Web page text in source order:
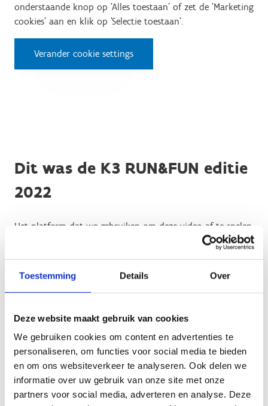
Toestemming Details Over
Deze website maakt gebruik van cookies
We gebruiken cookies om content en advertenties te
personaliseren, om functies voor social media te bieden
en om ons websiteverkeer te analyseren. Ook delen we
informatie over uw gebruik van onze site met onze
partners voor social media, adverteren en analyse. Deze
onderstaande knop op 'Alles toestaan' of zet de 'Marketing
cookies' aan en klik op 'Selectie toestaan'.
Verander cookie settings
Dit was de K3 RUN&FUN editie
2022
Het platform dat we gebruiken om deze video af te spelen
cookies' aan en klik op 'Selectie toestaan'.